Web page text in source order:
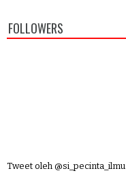
FOLLOWERS
Tweet oleh @si_pecinta_ilmu